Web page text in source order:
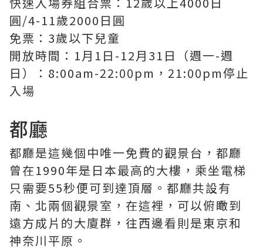
圓/4-11歲2000日圓
免票：3歲以下兒童
開放時間：1月1日-12月31日（週一-週
日）：8:00am-22:00pm，21:00pm停止
入場
都廳
都廳是這幾個中唯一免費的觀景台，都廳
曾在1990年是日本最高的大樓，乘坐電梯
只需要55秒便可到達頂層。都廳共設有
南、北兩個觀景室，在這裡，可以俯瞰到
遠方成片的大廈群，往西邊看則是東京和
神奈川平原。